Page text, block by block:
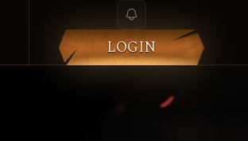
LOGIN